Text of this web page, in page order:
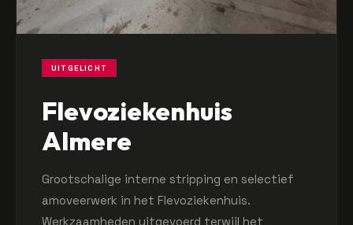
UITGELICHT
Flevoziekenhuis
Almere
Grootschalige interne stripping en selectief
amoveerwerk in het Flevoziekenhuis.
Werkzaamheden uitgevoerd terwijl het